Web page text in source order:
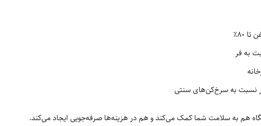
80٪
به فر
نسبت به سرخ‌کن‌های سنتی
هم به سلامت شما کمک می‌کند و هم در هزینه‌ها صرفه‌جویی ایجاد می‌کند.